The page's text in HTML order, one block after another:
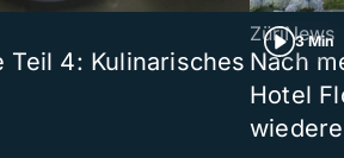
Teil 4: Kulinarisches
3 Min
ZüriNews
Nach
Hotel